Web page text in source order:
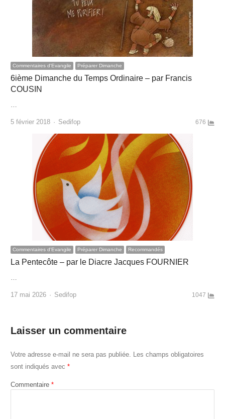
Commentaires d'Evangile Préparer Dimanche
6ième Dimanche du Temps Ordinaire – par Francis
COUSIN
…
5 février 2018 Author
Sedifop 676
Commentaires d'Evangile Préparer Dimanche Recommandés
La Pentecôte – par le Diacre Jacques FOURNIER
…
17 mai 2026 Author
Sedifop 1047
Laisser un commentaire
Votre adresse e-mail ne sera pas publiée.
Les champs obligatoires
sont indiqués avec *
Commentaire *